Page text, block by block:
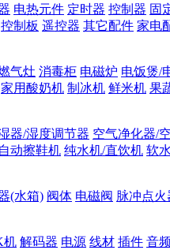
电热元件 定时器 控制器 固
控制板 遥控器 其它配件 家电
气灶 消毒柜 电磁炉 电饭煲/
家用酸奶机 制冰机 鲜米机 果
器/湿度调节器 空气净化器/
自动擦鞋机 纯水机/直饮机 软
(水箱) 阀体 电磁阀 脉冲点火
机 解码器 电源 线材 插件 音